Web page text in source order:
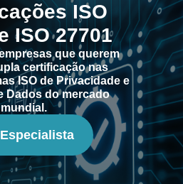
ISO
ISO 27701
que querem
certificação nas
ISO de Privacidade e
Dados do mercado
mundial.